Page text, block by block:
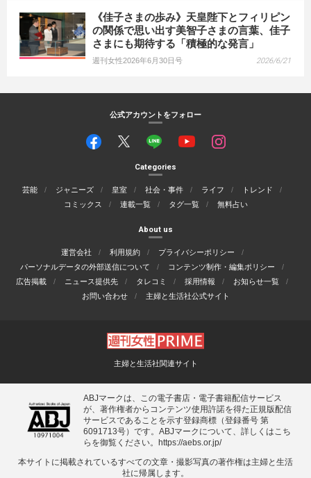
《佳子さまの歩み》天皇陛下とフィリピン
の関係で思い出す美智子さまの言葉、佳子
さまにも期待する「積極的な発言」
週刊女性2026年6月30日号 2026/6/21
公式アカウントをフォロー
Categories
芸能 ジャニーズ 皇室 社会・事件 ライフ
トレンド
コミックス
連載一覧 タグ一覧 無料占い
About us
運営会社 利用規約
プライバシーポリシー
パーソナルデータの外部送信について
コンテンツ制作・編集ポリシー
広告掲載
ニュース提供先 タレコミ 採用情報
お知らせ一覧
お問い合わせ
主婦と生活社公式サイト
主婦と生活社関連サイト
ABJマークは、この電子書店・電子書籍配信サービス
が、著作権者からコンテンツ使用許諾を得た正規版配信
サービスであることを示す登録商標（登録番号 第
6091713号）です。ABJマークについて、詳しくはこち
らを御覧ください。 https://aebs.or.jp/
本サイトに掲載されているすべての⽂章・撮影写真の著作権は主婦と⽣活
社に帰属します。